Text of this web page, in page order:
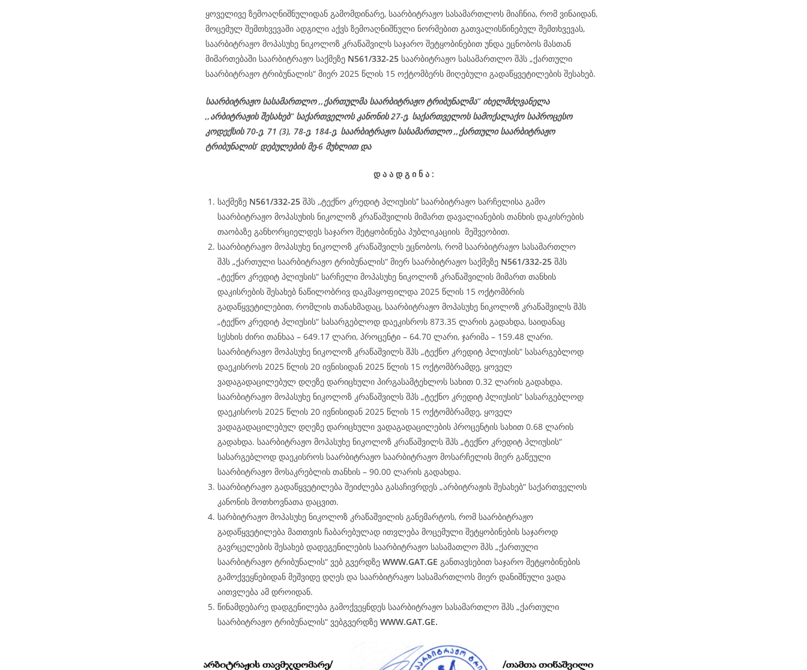
ყოველივე ზემოაღნიშნულიდან გამომდინარე, საარბიტრაჟო სასამართლოს მიაჩნია, რომ ვინაიდან,
მოცემულ შემთხვევაში ადგილი აქვს ზემოაღნიშნული ნორმებით გათვალისწინებულ შემთხვევას,
საარბიტრაჟო მოპასუხე ნიკოლოზ კრაწაშვილს საჯარო შეტყობინებით უნდა ეცნობოს მასთან
მიმართებაში საარბიტრაჟო საქმეზე N561/332-25 საარბიტრაჟო სასამართლო შპს „ქართული
საარბიტრაჟო ტრიბუნალის“ მიერ 2025 წლის 15 ოქტომბერს მიღებული გადაწყვეტილების შესახებ.
საარბიტრაჟო სასამართლო ,,ქართულმა საარბიტრაჟო ტრიბუნალმა’’ იხელმძღვანელა
,,არბიტრაჟის შესახებ’’ საქართველოს კანონის 27-ე, საქართველოს სამოქალაქო საპროცესო
კოდექსის 70-ე, 71 (3), 78-ე, 184-ე, საარბიტრაჟო სასამართლო ,,ქართული საარბიტრაჟო
ტრიბუნალის’ დებულების მე-6 მუხლით და
დ ა ა დ გ ი ნ ა :
საქმეზე N561/332-25 შპს ,,ტექნო კრედიტ პლიუსის’’ საარბიტრაჟო სარჩელისა გამო
საარბიტრაჟო მოპასუხის ნიკოლოზ კრაწაშვილის მიმართ დავალიანების თანხის დაკისრების
თაობაზე განხორციელდეს საჯარო შეტყობინება პუბლიკაციის მეშვეობით.
საარბიტრაჟო მოპასუხე ნიკოლოზ კრაწაშვილს ეცნობოს, რომ საარბიტრაჟო სასამართლო
შპს „ქართული საარბიტრაჟო ტრიბუნალის“ მიერ საარბიტრაჟო საქმეზე N561/332-25 შპს
„ტექნო კრედიტ პლიუსის“ სარჩელი მოპასუხე ნიკოლოზ კრაწაშვილის მიმართ თანხის
დაკისრების შესახებ ნაწილობრივ დაკმაყოფილდა 2025 წლის 15 ოქტომბრის
გადაწყვეტილებით, რომლის თანახმადაც, საარბიტრაჟო მოპასუხე ნიკოლოზ კრაწაშვილს შპს
„ტექნო კრედიტ პლიუსის“ სასარგებლოდ დაეკისროს 873.35 ლარის გადახდა, საიდანაც
სესხის ძირი თანხაა – 649.17 ლარი, პროცენტი – 64.70 ლარი, ჯარიმა – 159.48 ლარი.
საარბიტრაჟო მოპასუხე ნიკოლოზ კრაწაშვილს შპს „ტექნო კრედიტ პლიუსის“ სასარგებლოდ
დაეკისროს 2025 წლის 20 ივნისიდან 2025 წლის 15 ოქტომბრამდე, ყოველ
ვადაგადაცილებულ დღეზე დარიცხული პირგასამტეხლოს სახით 0.32 ლარის გადახდა.
საარბიტრაჟო მოპასუხე ნიკოლოზ კრაწაშვილს შპს „ტექნო კრედიტ პლიუსის“ სასარგებლოდ
დაეკისროს 2025 წლის 20 ივნისიდან 2025 წლის 15 ოქტომბრამდე, ყოველ
ვადაგადაცილებულ დღეზე დარიცხული ვადაგადაცილების პროცენტის სახით 0.68 ლარის
გადახდა. საარბიტრაჟო მოპასუხე ნიკოლოზ კრაწაშვილს შპს „ტექნო კრედიტ პლიუსის“
სასარგებლოდ დაეკისროს საარბიტრაჟო საარბიტრაჟო მოსარჩელის მიერ გაწეული
საარბიტრაჟო მოსაკრებლის თანხის – 90.00 ლარის გადახდა.
საარბიტრაჟო გადაწყვეტილება შეიძლება გასაჩივრდეს „არბიტრაჟის შესახებ“ საქართველოს
კანონის მოთხოვნათა დაცვით.
სარბიტრაჟო მოპასუხე ნიკოლოზ კრაწაშვილის განემარტოს, რომ საარბიტრაჟო
გადაწყვეტილება მათთვის ჩაბარებულად ითვლება მოცემული შეტყობინების საჯაროდ
გავრცელების შესახებ დადეგენილების საარბიტრაჟო სასამათლო შპს „ქართული
საარბიტრაჟო ტრიბუნალის“ ვებ გვერდზე WWW.GAT.GE განთავსებით საჯარო შეტყობინების
გამოქვეყნებიდან მეშვიდე დღეს და საარბიტრაჟო სასამართლოს მიერ დანიშნული ვადა
აითვლება ამ დროიდან.
წინამდებარე დადგენილება გამოქვეყნდეს საარბიტრაჟო სასამართლო შპს „ქართული
საარბიტრაჟო ტრიბუნალის“ ვებგვერდზე WWW.GAT.GE.